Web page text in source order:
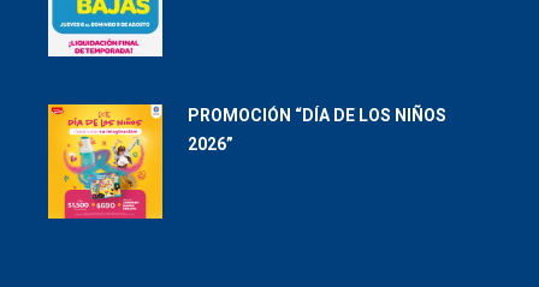
PROMOCIÓN “DÍA DE LOS NIÑOS
2026”